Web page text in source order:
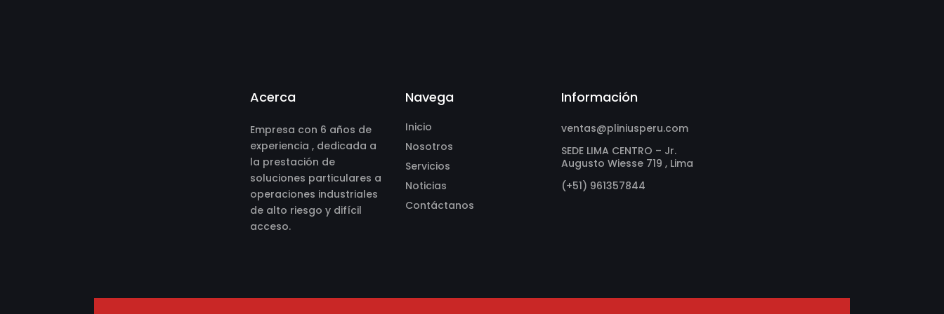
Acerca
Empresa con 6 años de
experiencia , dedicada a
la prestación de
soluciones particulares a
operaciones industriales
de alto riesgo y difícil
acceso.
Navega
Inicio
Nosotros
Servicios
Noticias
Contáctanos
Información
ventas@pliniusperu.com
SEDE LIMA CENTRO – Jr.
Augusto Wiesse 719 , Lima
(+51) 961357844